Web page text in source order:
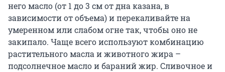
него масло (от 1 до 3 см от дна казана, в
зависимости от объема) и перекаливайте на
умеренном или слабом огне так, чтобы оно не
закипало. Чаще всего используют комбинацию
растительного масла и животного жира –
подсолнечное масло и бараний жир. Сливочное и